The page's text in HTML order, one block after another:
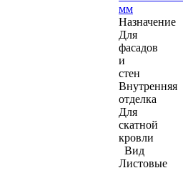
мм
Назначение
Для
фасадов
и
стен
Внутренняя
отделка
Для
скатной
кровли
Вид
Листовые